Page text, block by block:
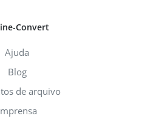
Convert
Ajuda
Blog
de arquivo